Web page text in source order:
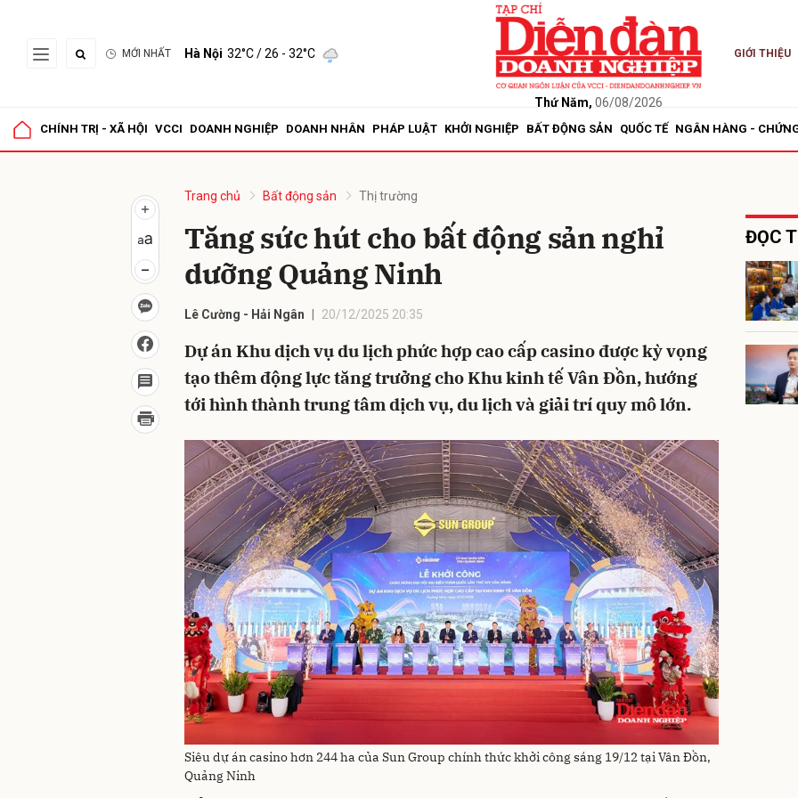
MỚI NHẤT Hà Nội 32°C/ 26 - 32°C
Thứ Năm, 06/08/2026
GIỚI THIỆU
CHÍNH TRỊ - XÃ HỘI VCCI DOANH NGHIỆP DOANH NHÂN PHÁP LUẬT KHỞI NGHIỆP BẤT ĐỘNG SẢN QUỐC TẾ NGÂN HÀNG -
Trang chủ Bất động sản Thị trường
Tăng sức hút cho bất động sản nghỉ
dưỡng Quảng Ninh
Lê Cường - Hải Ngân 20/12/2025 20:35
Dự án Khu dịch vụ du lịch phức hợp cao cấp casino được kỳ vọng
tạo thêm động lực tăng trưởng cho Khu kinh tế Vân Đồn, hướng
tới hình thành trung tâm dịch vụ, du lịch và giải trí quy mô lớn.
Siêu dự án casino hơn 244 ha của Sun Group chính thức khởi công sáng 19/12 tại Vân Đồn,
Quảng Ninh
ĐỌC